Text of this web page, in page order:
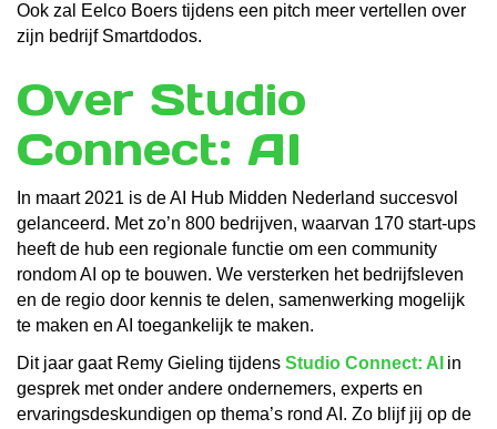
Ook zal Eelco Boers tijdens een pitch meer vertellen over
zijn bedrijf Smartdodos.
Over Studio
Connect: AI
In maart 2021 is de AI Hub Midden Nederland succesvol
gelanceerd. Met zo’n 800 bedrijven, waarvan 170 start-ups
heeft de hub een regionale functie om een community
rondom AI op te bouwen. We versterken het bedrijfsleven
en de regio door kennis te delen, samenwerking mogelijk
te maken en AI toegankelijk te maken.
Dit jaar gaat Remy Gieling tijdens Studio Connect: AI in
gesprek met onder andere ondernemers, experts en
ervaringsdeskundigen op thema’s rond AI. Zo blijf jij op de